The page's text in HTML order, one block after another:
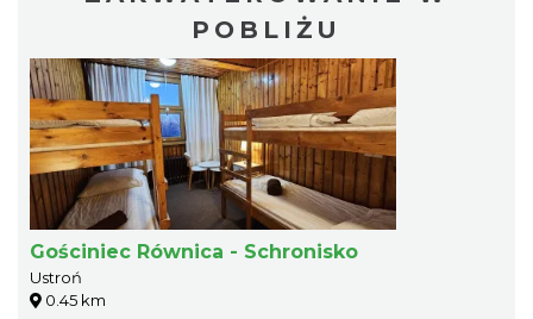
POBLIŻU
Gościniec Równica - Schronisko
Ustroń
0.45 km